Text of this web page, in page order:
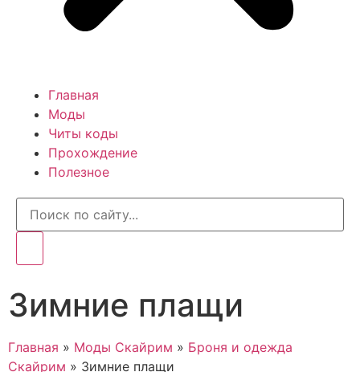
Главная
Моды
Читы коды
Прохождение
Полезное
Зимние плащи
Главная » Моды Скайрим » Броня и одежда
Скайрим » Зимние плащи